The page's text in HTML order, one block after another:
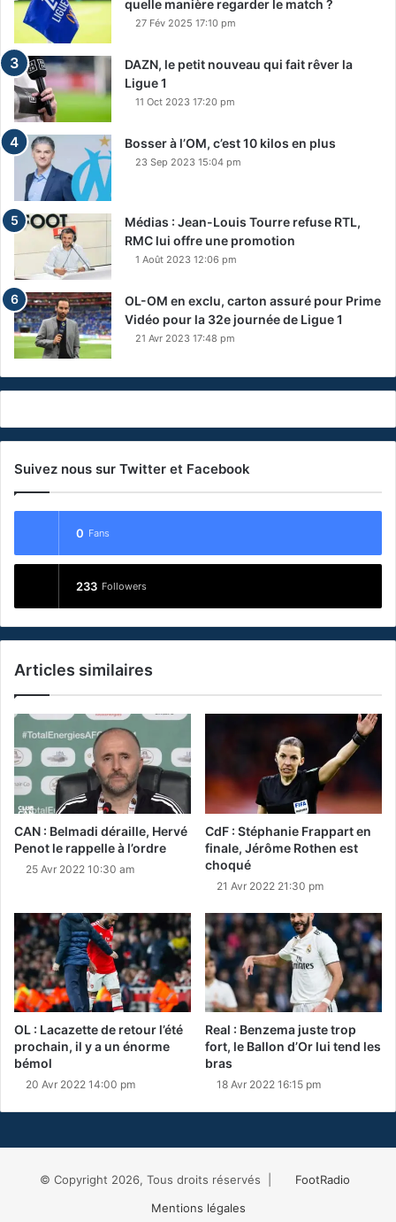
quelle manière regarder le match ?
27 Fév 2025 17:10 pm
DAZN, le petit nouveau qui fait rêver la
Ligue 1
11 Oct 2023 17:20 pm
Bosser à l’OM, c’est 10 kilos en plus
23 Sep 2023 15:04 pm
Médias : Jean-Louis Tourre refuse RTL,
RMC lui offre une promotion
1 Août 2023 12:06 pm
OL-OM en exclu, carton assuré pour Prime
Vidéo pour la 32e journée de Ligue 1
21 Avr 2023 17:48 pm
Suivez nous sur Twitter et Facebook
0 Fans
233 Followers
Articles similaires
CAN : Belmadi déraille, Hervé
Penot le rappelle à l’ordre
25 Avr 2022 10:30 am
CdF : Stéphanie Frappart en
finale, Jérôme Rothen est
choqué
21 Avr 2022 21:30 pm
OL : Lacazette de retour l’été
prochain, il y a un énorme
bémol
20 Avr 2022 14:00 pm
Real : Benzema juste trop
fort, le Ballon d’Or lui tend les
bras
18 Avr 2022 16:15 pm
© Copyright 2026, Tous droits réservés |
FootRadio
Mentions légales